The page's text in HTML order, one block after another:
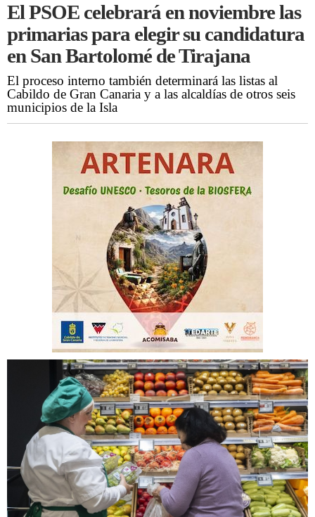
El PSOE celebrará en noviembre las
primarias para elegir su candidatura
en San Bartolomé de Tirajana
El proceso interno también determinará las listas al
Cabildo de Gran Canaria y a las alcaldías de otros seis
municipios de la Isla